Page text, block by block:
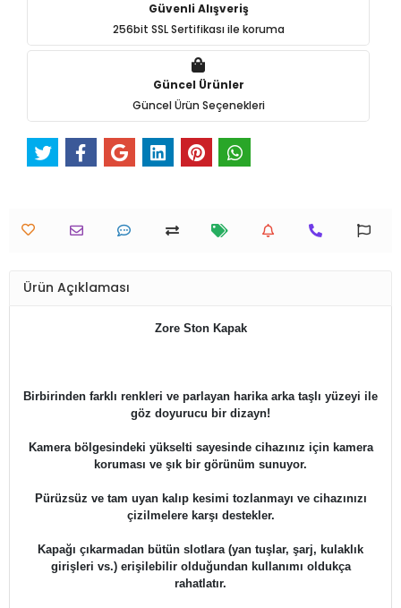
Güvenli Alışveriş
256bit SSL Sertifikası ile koruma
Güncel Ürünler
Güncel Ürün Seçenekleri
Ürün Açıklaması
Zore Ston Kapak
Birbirinden farklı renkleri ve parlayan harika arka taşlı yüzeyi ile
göz doyurucu bir dizayn!
Kamera bölgesindeki yükselti sayesinde cihazınız için kamera
koruması ve şık bir görünüm sunuyor.
Pürüzsüz ve tam uyan kalıp kesimi tozlanmayı ve cihazınızı
çizilmelere karşı destekler.
Kapağı çıkarmadan bütün slotlara (yan tuşlar, şarj, kulaklık
girişleri vs.) erişilebilir olduğundan kullanımı oldukça
rahatlatır.